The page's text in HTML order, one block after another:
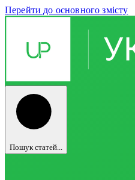
Перейти до основного змісту
Пошук статей...